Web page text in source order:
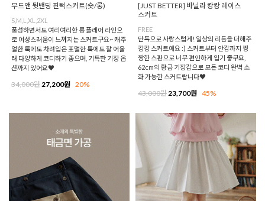
무드앤 뒷밴딩 핀턱스커트(숏/롱)
S,M,L,XL,2XL
풍성하면서도 여리여리한 롱 플레어 라인으
로 여성스러움이 느껴지는 스커트구요~ 캐주
얼한 룩에도 차려입은 포멀한 룩에도 잘 어울
려 다양하게 코디하기 좋으며, 기특한 기장 옵
션까지 있어요♥
34,000원 27,200원 20%
[JUST BETTER] 바닐라 캉캉 레이스
스커트
FREE
단독으로 사랑스럽게! 일상의 리듬을 더해주
캉캉 스커트에요 :) 스커트부터 안감까지 짱
짱한 스판으로 너무 편안하게 입기 좋구요,
62cm의 황금 기장감으로 모든 코디 완벽 소
화 가능한 스커트랍니다♥
43,000원 23,700원 45%